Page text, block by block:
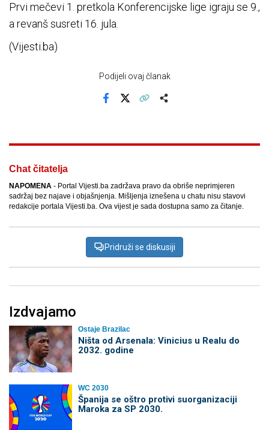
Prvi mečevi 1. pretkola Konferencijske lige igraju se 9.,
a revanš susreti 16. jula.
(Vijesti.ba)
Podijeli ovaj članak
Chat čitatelja
NAPOMENA - Portal Vijesti.ba zadržava pravo da obriše neprimjeren
sadržaj bez najave i objašnjenja. Mišljenja iznešena u chatu nisu stavovi
redakcije portala Vijesti.ba. Ova vijest je sada dostupna samo za čitanje.
Pridruži se diskusiji
Izdvajamo
Ostaje Brazilac
Ništa od Arsenala: Vinicius u Realu do
2032. godine
WC 2030
Španija se oštro protivi suorganizaciji
Maroka za SP 2030.